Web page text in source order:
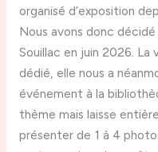
organisé d’exposition
Nous avons donc
Souillac en juin 2026. La
dédié, elle nous a
événement à la
thème mais laisse
présenter de 1 à 4